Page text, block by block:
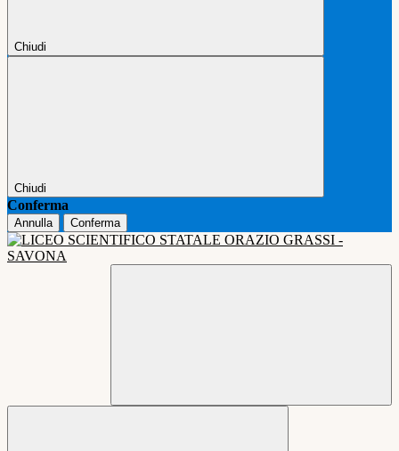
Chiudi
Chiudi
Conferma
Annulla Conferma